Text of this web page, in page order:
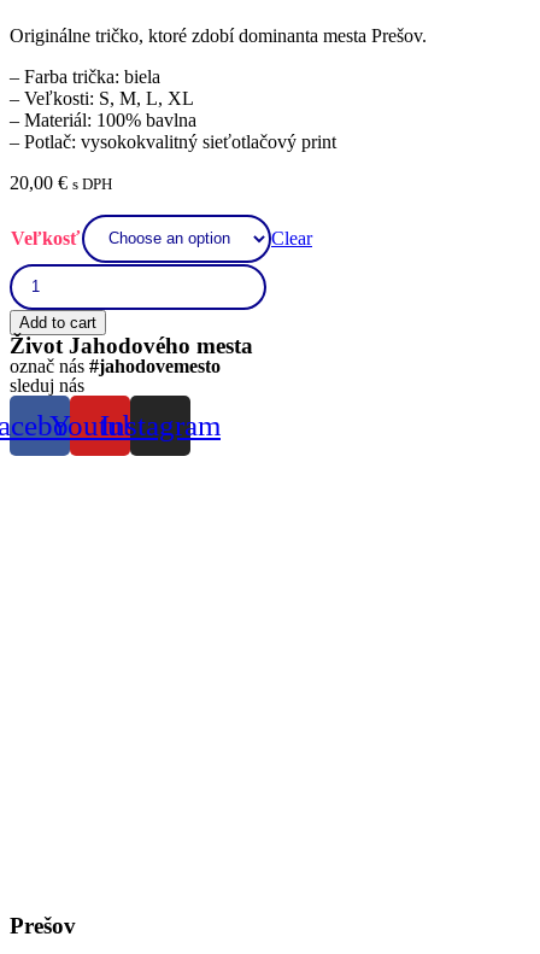
Originálne tričko, ktoré zdobí dominanta mesta Prešov.
– Farba trička: biela
– Veľkosti: S, M, L, XL
– Materiál: 100% bavlna
– Potlač: vysokokvalitný sieťotlačový print
20,00 € s DPH
Veľkosť
Clear
Biele
bavlnené
tričko
-
Fragopolis
T3
quantity
Add to cart
Život Jahodového mesta
označ nás #jahodovemesto
sleduj nás
YoutubeInstagram
Prešov